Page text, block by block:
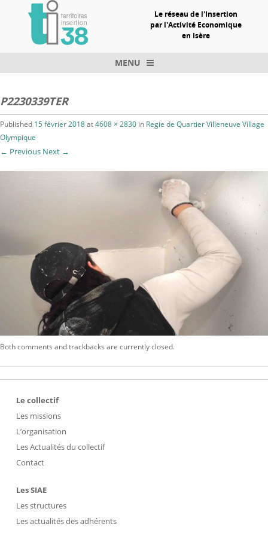
Le réseau de l'Insertion
par l'Activité Economique
en Isère
MENU
P2230339TER
Published 15 février 2018at4608 × 2830 in Regie de Quartier Villeneuve Village
Olympique
← Previous Next →
Both comments and trackbacks are currently closed.
Le collectif
Les missions
L’organisation
Les Actualités du collectif
Contact
Les SIAE
Les structures
Les actualités des adhérents